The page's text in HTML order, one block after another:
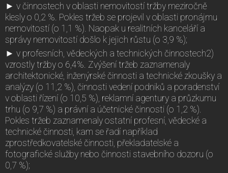
► v činnostech v oblasti nemovitostí tržby meziročně
klesly o 0,2 %. Pokles tržeb se projevil v oblasti pronájmu
nemovitostí (o 1,1 %). Naopak u realitních kanceláří a
správy nemovitostí došlo k jejich růstu (o 3,9 %);
► v profesních, vědeckých a technických činnostech2)
vzrostly tržby o 6,4%. Zvýšení tržeb zaznamenaly
architektonické, inženýrské činnosti a technické zkoušky a
analýzy (o 11,2 %), činnosti vedení podniků a poradenství
v oblasti řízení (o 10,5 %), reklamní agentury a průzkumu
trhu (o 9,7 %) a právní a účetnické činnosti (o 1,2 %).
Pokles tržeb zaznamenaly ostatní profesní, vědecké a
technické činnosti, kam se řadí například
zprostředkovatelské činnosti, překladatelské a
fotografické služby nebo činnosti stavebního dozoru (o
0,7 %);